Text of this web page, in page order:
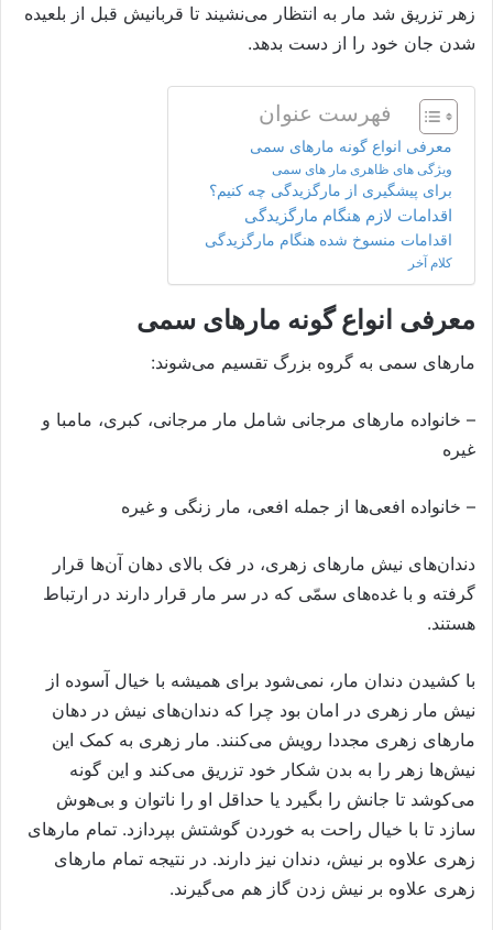
زهر تزریق شد مار به انتظار می‌نشیند تا قربانیش قبل از بلعیده
شدن جان خود را از دست بدهد.
فهرست عنوان
معرفی انواع گونه مارهای سمی
ویژگی های ظاهری مار های سمی
برای پیشگیری از مارگزیدگی چه کنیم؟
اقدامات لازم هنگام مارگزیدگی
اقدامات منسوخ شده هنگام مارگزیدگی
کلام آخر
معرفی انواع گونه مارهای سمی
مارهای سمی به گروه بزرگ تقسیم می‌شوند:
– خانواده مارهای مرجانی شامل مار مرجانی، کبری، مامبا و
غیره
– خانواده افعی‌ها از جمله افعی، مار زنگی و غیره
دندان‌های نیش مارهای زهری، در فک بالای دهان آن‌ها قرار
گرفته و با غده‌های سمّی که در سر مار قرار دارند در ارتباط
هستند.
با کشیدن دندان مار، نمی‌شود برای همیشه با خیال آسوده از
نیش مار زهری در امان بود چرا که دندان‌های نیش در دهان
مارهای زهری مجددا رویش می‌کنند. مار زهری به کمک این
نیش‌ها زهر را به بدن شکار خود تزریق می‌کند و این گونه
می‌کوشد تا جانش را بگیرد یا حداقل او را ناتوان و بی‌هوش
سازد تا با خیال راحت به خوردن گوشتش بپردازد. تمام مارهای
زهری علاوه بر نیش، دندان نیز دارند. در نتیجه تمام مارهای
زهری علاوه بر نیش زدن گاز هم می‌گیرند.